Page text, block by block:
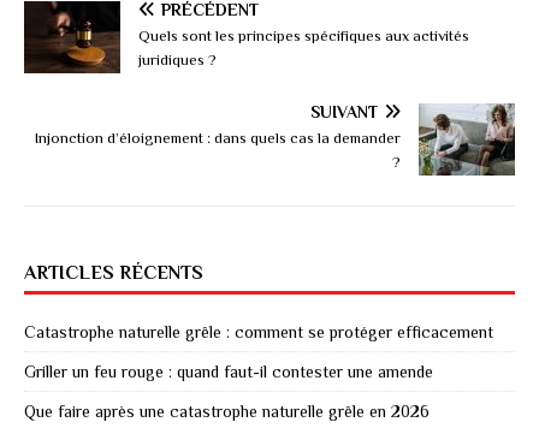
PRÉCÉDENT
Quels sont les principes spécifiques aux activités
juridiques ?
SUIVANT
Injonction d’éloignement : dans quels cas la demander
?
ARTICLES RÉCENTS
Catastrophe naturelle grêle : comment se protéger efficacement
Griller un feu rouge : quand faut-il contester une amende
Que faire après une catastrophe naturelle grêle en 2026